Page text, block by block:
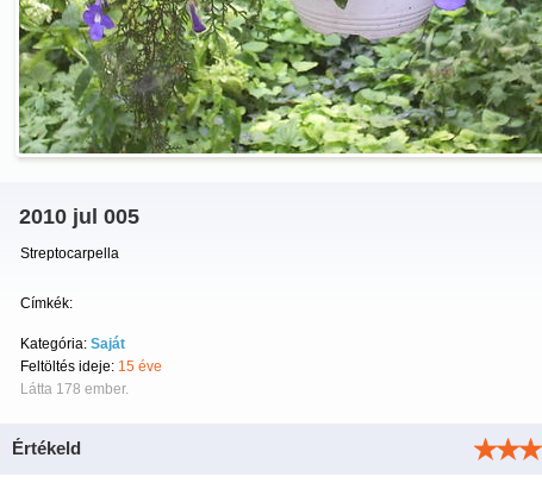
2010 jul 005
Streptocarpella
Címkék:
Kategória: Saját
Feltöltés ideje: 15 éve
Látta 178 ember.
Értékeld